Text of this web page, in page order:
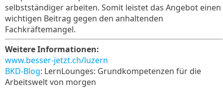
selbstständiger arbeiten. Somit leistet das Angebot einen
wichtigen Beitrag gegen den anhaltenden
Fachkräftemangel.
Weitere Informationen:
www.besser-jetzt.ch/luzern
BKD-Blog: LernLounges: Grundkompetenzen für die
Arbeitswelt von morgen